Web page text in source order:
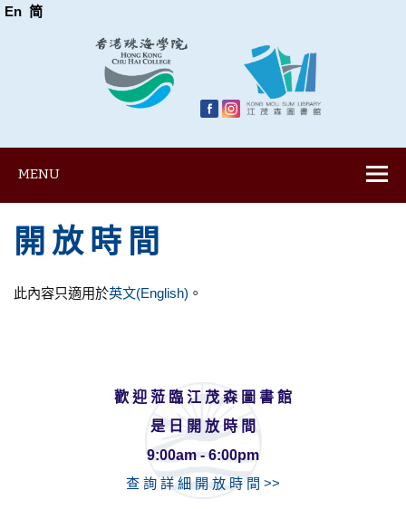
En 简
MENU
開 放 時 間
此內容只適用於英文(English) 。
歡 迎 蒞 臨 江 茂 森 圖 書 館
是 日 開 放 時 間
9:00am - 6:00pm
查 詢 詳 細 開 放 時 間 >>